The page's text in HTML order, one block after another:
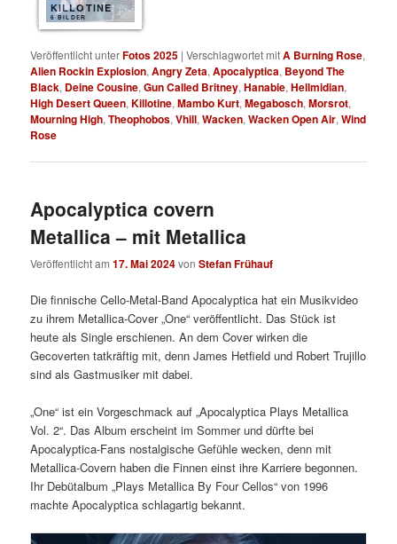
KILLOTINE
6 BILDER
Veröffentlicht unterFotos 2025 |Verschlagwortet mitA Burning Rose,
Alien Rockin Explosion,Angry Zeta,Apocalyptica, Beyond The
Black, Deine Cousine,Gun Called Britney,Hanabie,Hellmidian,
High Desert Queen,Killotine,Mambo Kurt,Megabosch,Morsrot,
Mourning High,Theophobos,Vhill,Wacken,Wacken Open Air,Wind
Rose
Apocalyptica covern
Metallica – mit Metallica
Veröffentlicht am17. Mai 2024vonStefan Frühauf
Die finnische Cello-Metal-Band Apocalyptica hat ein Musikvideo
zu ihrem Metallica-Cover „One“ veröffentlicht. Das Stück ist
heute als Single erschienen. An dem Cover wirken die
Gecoverten tatkräftig mit, denn James Hetfield und Robert Trujillo
sind als Gastmusiker mit dabei.
„One“ ist ein Vorgeschmack auf „Apocalyptica Plays Metallica
Vol. 2“. Das Album erscheint im Sommer und dürfte bei
Apocalyptica-Fans nostalgische Gefühle wecken, denn mit
Metallica-Covern haben die Finnen einst ihre Karriere begonnen.
Ihr Debütalbum „Plays Metallica By Four Cellos“ von 1996
machte Apocalyptica schlagartig bekannt.